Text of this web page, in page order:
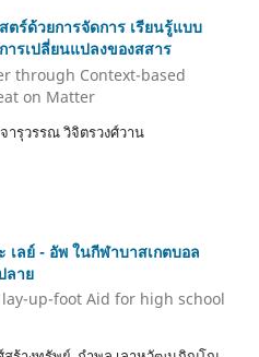
ตร์ด้วยการจัดการ เรียนรู้แบบ
ารเปลี่ยนแปลงของสสาร
through Context-based
on Matter
ารุวรรณ วิจิตรวงศ์วาน
ลย์ - อัพ ในกีฬาบาสเกตบอล
ลาย
up-foot Aid for high school